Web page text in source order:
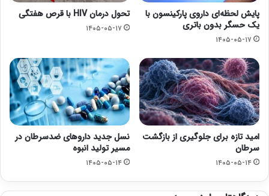
پایش لحظه‌ای داروی پارکینسون با
یک حسگر بدون باتری
۱۴۰۵-۰۵-۱۷
تحول درمان HIV با قرص هفتگی
۱۴۰۵-۰۵-۱۷
امید تازه برای جلوگیری از بازگشت
سرطان
۱۴۰۵-۰۵-۱۴
نسل جدید داروهای ضدسرطان در
مسیر تولید انبوه
۱۴۰۵-۰۵-۱۴